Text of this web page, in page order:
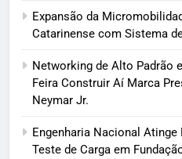
Expansão da
Catarinense com Sistema
Networking de Alto Padrão
Feira Construir Aí Marca
Neymar Jr.
Engenharia Nacional
Teste de Carga em